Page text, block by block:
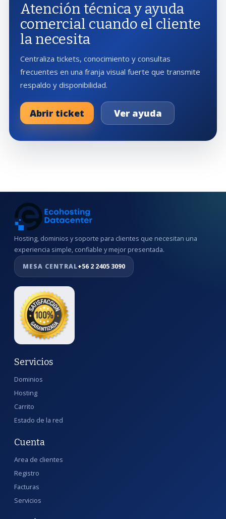
Atención técnica y ayuda
comercial cuando el cliente
la necesita
Centraliza tickets, conocimiento y consultas
frecuentes en una franja visual fuerte que transmite
respaldo y disponibilidad.
Abrir ticket Ver ayuda
Hosting, dominios y soporte para clientes que necesitan una
experiencia simple, confiable y mejor presentada.
MESA CENTRAL+56 2 2405 3090
Servicios
Dominios
Hosting
Carrito
Estado de la red
Cuenta
Area de clientes
Registro
Facturas
Servicios